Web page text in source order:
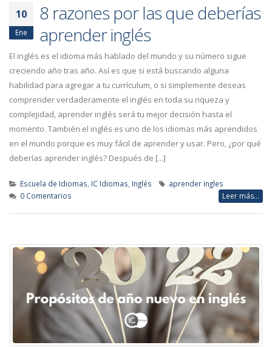
10
Ene
8 razones por las que deberías
aprender inglés
El inglés es el idioma más hablado del mundo y su número sigue
creciendo año tras año. Así es que si está buscando alguna
habilidad para agregar a tu currículum, o si simplemente deseas
comprender verdaderamente el inglés en toda su riqueza y
complejidad, aprender inglés será tu mejor decisión hasta el
momento. También el inglés es uno de los idiomas más aprendidos
en el mundo porque es muy fácil de aprender y usar. Pero, ¿por qué
deberías aprender inglés? Después de [...]
Escuela de Idiomas IC Idiomas Inglés
aprender ingles
0 Comentarios
Leer más...